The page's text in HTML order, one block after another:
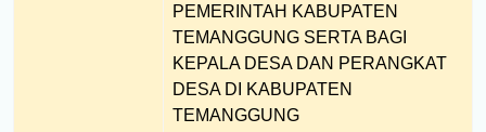
PEMERINTAH KABUPATEN
TEMANGGUNG SERTA BAGI
KEPALA DESA DAN PERANGKAT
DESA DI KABUPATEN
TEMANGGUNG